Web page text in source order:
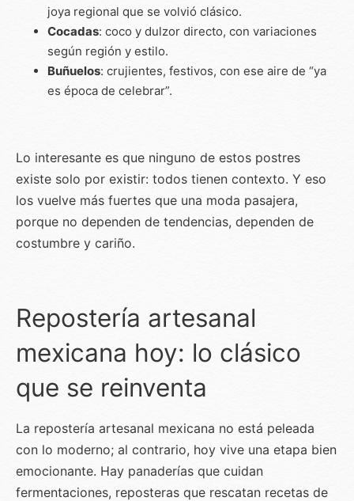
joya regional que se volvió clásico.
Cocadas: coco y dulzor directo, con variaciones
según región y estilo.
Buñuelos: crujientes, festivos, con ese aire de “ya
es época de celebrar”.
Lo interesante es que ninguno de estos postres
existe solo por existir: todos tienen contexto. Y eso
los vuelve más fuertes que una moda pasajera,
porque no dependen de tendencias, dependen de
costumbre y cariño.
Repostería artesanal
mexicana hoy: lo clásico
que se reinventa
La repostería artesanal mexicana no está peleada
con lo moderno; al contrario, hoy vive una etapa bien
emocionante. Hay panaderías que cuidan
fermentaciones, reposteras que rescatan recetas de